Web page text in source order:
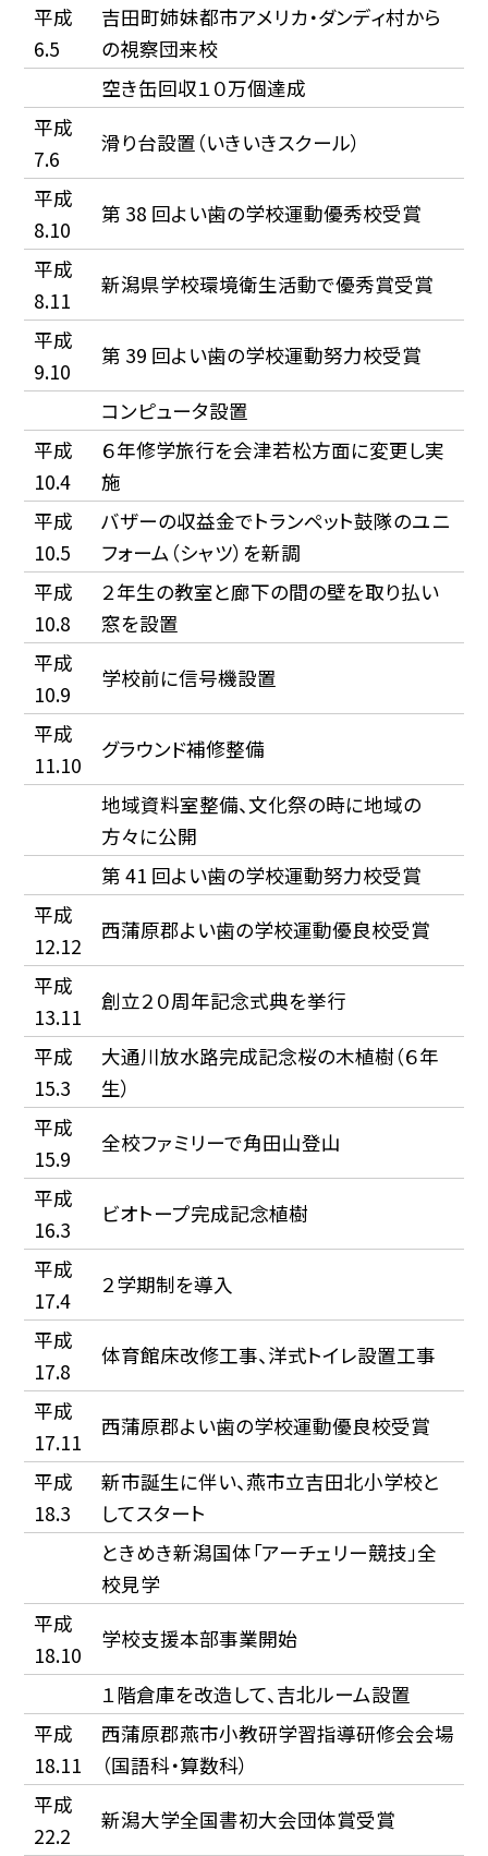
平成
6.5
吉田町姉妹都市アメリカ・ダンディ村から
の視察団来校
空き缶回収１０万個達成
平成
7.6
滑り台設置（いきいきスクール）
平成
8.10
第 38 回よい歯の学校運動優秀校受賞
平成
8.11
新潟県学校環境衛生活動で優秀賞受賞
平成
9.10
第 39 回よい歯の学校運動努力校受賞
コンピュータ設置
平成
10.4
６年修学旅行を会津若松方面に変更し実
施
平成
10.5
バザーの収益金でトランペット鼓隊のユニ
フォーム（シャツ）を新調
平成
10.8
２年生の教室と廊下の間の壁を取り払い
窓を設置
平成
10.9
学校前に信号機設置
平成
11.10
グラウンド補修整備
地域資料室整備、文化祭の時に地域の
方々に公開
第 41 回よい歯の学校運動努力校受賞
平成
12.12
西蒲原郡よい歯の学校運動優良校受賞
平成
13.11
創立２０周年記念式典を挙行
平成
15.3
大通川放水路完成記念桜の木植樹（６年
生）
平成
15.9
全校ファミリーで角田山登山
平成
16.3
ビオトープ完成記念植樹
平成
17.4
２学期制を導入
平成
17.8
体育館床改修工事、洋式トイレ設置工事
平成
17.11
西蒲原郡よい歯の学校運動優良校受賞
平成
18.3
新市誕生に伴い、燕市立吉田北小学校と
してスタート
ときめき新潟国体「アーチェリー競技」全
校見学
平成
18.10
学校支援本部事業開始
１階倉庫を改造して、吉北ルーム設置
平成
18.11
西蒲原郡燕市小教研学習指導研修会会場
（国語科・算数科）
平成
22.2
新潟大学全国書初大会団体賞受賞